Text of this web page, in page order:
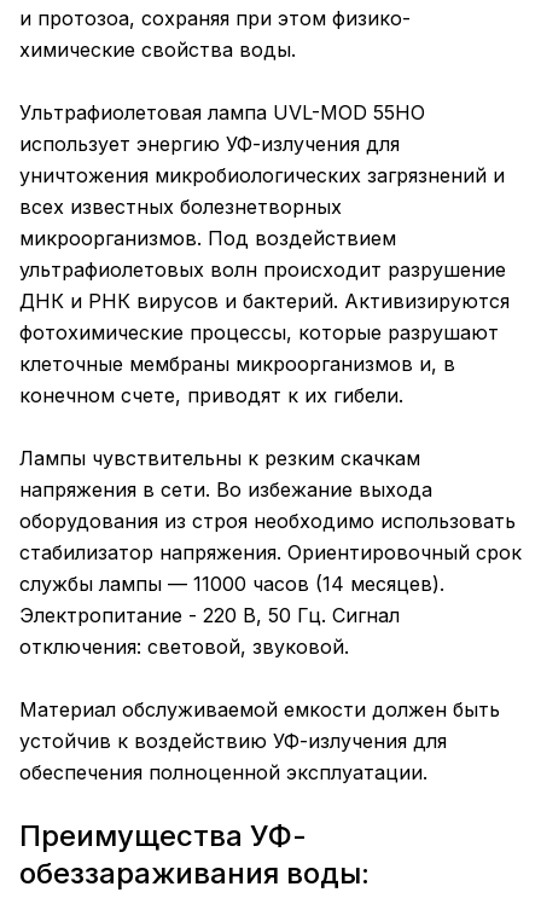
и протозоа, сохраняя при этом физико-
химические свойства воды.
Ультрафиолетовая лампа UVL-MOD 55HO
использует энергию УФ-излучения для
уничтожения микробиологических загрязнений и
всех известных болезнетворных
микроорганизмов. Под воздействием
ультрафиолетовых волн происходит разрушение
ДНК и РНК вирусов и бактерий. Активизируются
фотохимические процессы, которые разрушают
клеточные мембраны микроорганизмов и, в
конечном счете, приводят к их гибели.
Лампы чувствительны к резким скачкам
напряжения в сети. Во избежание выхода
оборудования из строя необходимо использовать
стабилизатор напряжения. Ориентировочный срок
службы лампы — 11000 часов (14 месяцев).
Электропитание - 220 В, 50 Гц. Сигнал
отключения: световой, звуковой.
Материал обслуживаемой емкости должен быть
устойчив к воздействию УФ-излучения для
обеспечения полноценной эксплуатации.
Преимущества УФ-
обеззараживания воды: